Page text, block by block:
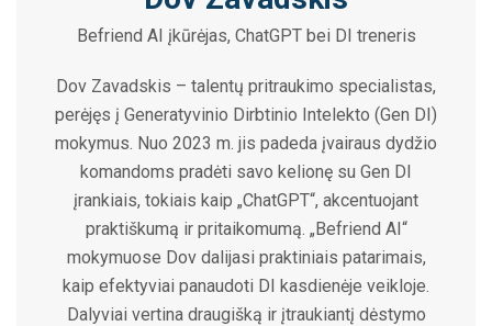
Befriend AI įkūrėjas, ChatGPT bei DI treneris
Dov Zavadskis – talentų pritraukimo specialistas,
perėjęs į Generatyvinio Dirbtinio Intelekto (Gen DI)
mokymus. Nuo 2023 m. jis padeda įvairaus dydžio
komandoms pradėti savo kelionę su Gen DI
įrankiais, tokiais kaip „ChatGPT“, akcentuojant
praktiškumą ir pritaikomumą. „Befriend AI“
mokymuose Dov dalijasi praktiniais patarimais,
kaip efektyviai panaudoti DI kasdienėje veikloje.
Dalyviai vertina draugišką ir įtraukiantį dėstymo